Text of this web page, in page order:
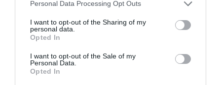
not limited to your visit or usage behaviour. You may click to
grant or deny consent to Google and its third-party tags to
use your data for below specified purposes in below Google
consent section.
Personal Data Processing Opt Outs
I want to opt-out of the Sharing of my
personal data.
Opted In
I want to opt-out of the Sale of my
Personal Data.
Opted In
0
/